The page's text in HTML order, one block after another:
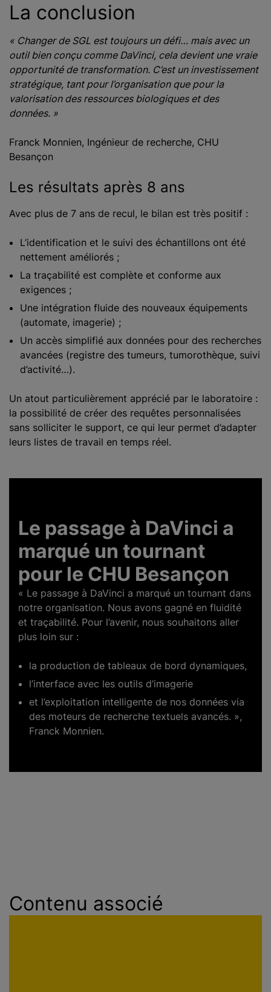
La conclusion
« Changer de SGL est toujours un défi… mais avec un
outil bien conçu comme DaVinci, cela devient une vraie
opportunité de transformation. C’est un investissement
stratégique, tant pour l’organisation que pour la
valorisation des ressources biologiques et des
données. »
Franck Monnien, Ingénieur de recherche, CHU
Besançon
Les résultats après 8 ans
Avec plus de 7 ans de recul, le bilan est très positif :
L’identification et le suivi des échantillons ont été
nettement améliorés ;
La traçabilité est complète et conforme aux
exigences ;
Une intégration fluide des nouveaux équipements
(automate, imagerie) ;
Un accès simplifié aux données pour des recherches
avancées (registre des tumeurs, tumorothèque, suivi
d’activité…).
Un atout particulièrement apprécié par le laboratoire :
la possibilité de créer des requêtes personnalisées
sans solliciter le support, ce qui leur permet d’adapter
leurs listes de travail en temps réel.
Le passage à DaVinci a
marqué un tournant
pour le CHU Besançon
« Le passage à DaVinci a marqué un tournant dans
notre organisation. Nous avons gagné en fluidité
et traçabilité. Pour l’avenir, nous souhaitons aller
plus loin sur :
la production de tableaux de bord dynamiques,
l’interface avec les outils d’imagerie
et l’exploitation intelligente de nos données via
des moteurs de recherche textuels avancés. »,
Franck Monnien.
Contenu associé